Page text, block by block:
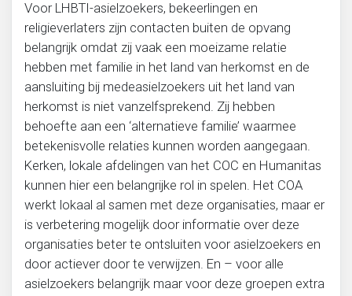
Voor LHBTI-asielzoekers, bekeerlingen en
religieverlaters zijn contacten buiten de opvang
belangrijk omdat zij vaak een moeizame relatie
hebben met familie in het land van herkomst en de
aansluiting bij medeasielzoekers uit het land van
herkomst is niet vanzelfsprekend. Zij hebben
behoefte aan een ‘alternatieve familie’ waarmee
betekenisvolle relaties kunnen worden aangegaan.
Kerken, lokale afdelingen van het COC en Humanitas
kunnen hier een belangrijke rol in spelen. Het COA
werkt lokaal al samen met deze organisaties, maar er
is verbetering mogelijk door informatie over deze
organisaties beter te ontsluiten voor asielzoekers en
door actiever door te verwijzen. En – voor alle
asielzoekers belangrijk maar voor deze groepen extra